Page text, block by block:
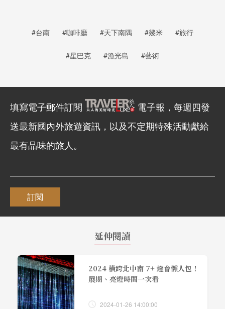
#台南 #咖啡廳 #天下南隅 #幾米 #旅行
#星巴克 #漁光島 #藝術
填寫電子郵件訂閱
電子報，每週四發
送最新國內外旅遊資訊，以及不定期特殊活動獻給
最有品味的旅人。
訂閱
延伸閱讀
2024 橫跨北中南 7+ 燈會懶人包！
展期、亮燈時間一次看
2024-01-26 14:00:00